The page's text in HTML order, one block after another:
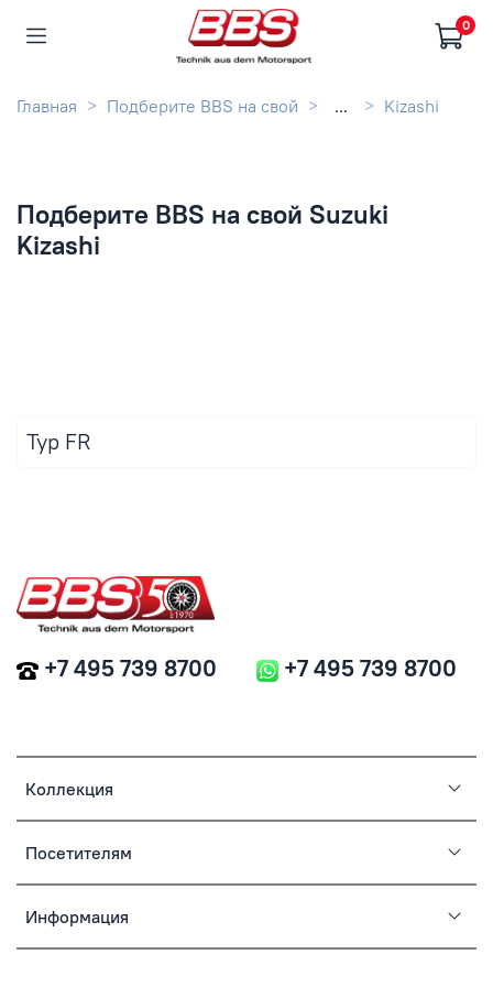
0
Главная Подберите BBS на свой ... Kizashi
Подберите BBS на свой Suzuki
Kizashi
Typ FR
Коллекция
Посетителям
Информация
+7 495 739 8700 +7 495 739 8700